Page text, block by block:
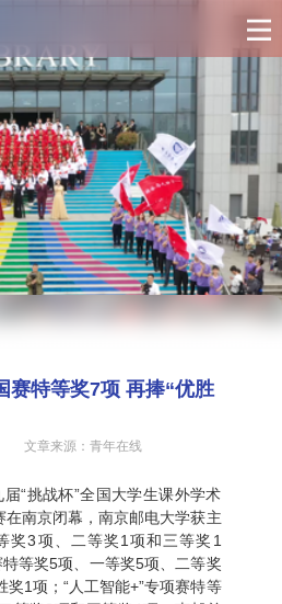
赛特等奖7项 再捧“优胜
添加时间：2025-11-06	    文章来源：青年在线
“挑战杯”全国大学生课外学术
在南京闭幕，南京邮电大学获主
奖3项、二等奖1项和三等奖1
特等奖5项、一等奖5项、二等奖
1项；“人工智能+”专项赛特等